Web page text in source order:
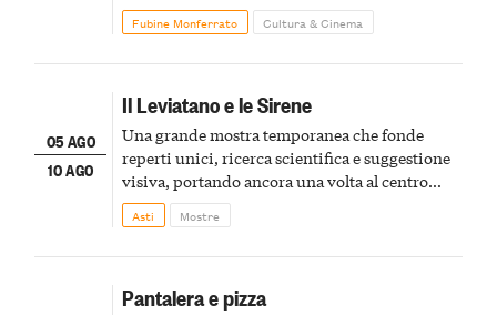
Fubine Monferrato Cultura & Cinema
05 AGO
10 AGO
Il Leviatano e le Sirene
Una grande mostra temporanea che fonde
reperti unici, ricerca scientifica e suggestione
visiva, portando ancora una volta al centro
della scena le meraviglie del passato astigiano
Asti Mostre
Pantalera e pizza